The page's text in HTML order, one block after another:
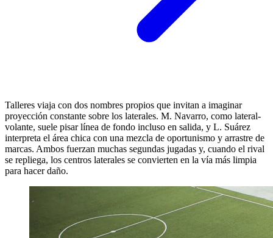
Talleres viaja con dos nombres propios que invitan a imaginar
proyección constante sobre los laterales. M. Navarro, como lateral-
volante, suele pisar línea de fondo incluso en salida, y L. Suárez
interpreta el área chica con una mezcla de oportunismo y arrastre de
marcas. Ambos fuerzan muchas segundas jugadas y, cuando el rival
se repliega, los centros laterales se convierten en la vía más limpia
para hacer daño.